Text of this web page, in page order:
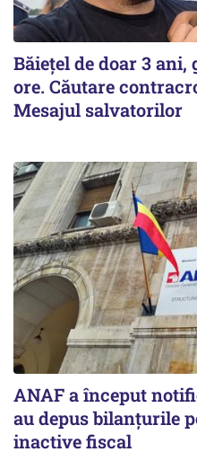
Băiețel de doar 3
ore. Căutare
Mesajul salvatorilor
ANAF a început
au depus bilanțurile
inactive fiscal